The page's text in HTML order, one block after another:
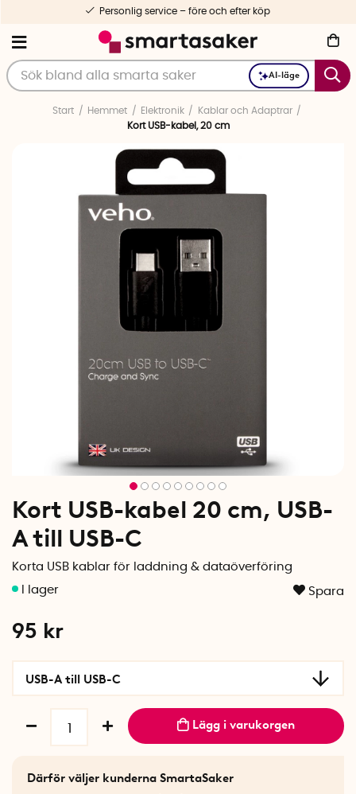
AI-läge
Personlig service – före och efter köp
Start Hemmet Elektronik
Kablar och Adaptrar
Kort USB-kabel, 20 cm
Kort USB-kabel 20 cm, USB-
A till USB-C
Korta USB kablar för laddning & dataöverföring
Spara
95 kr
USB-A till USB-C
Lägg i varukorgen
Därför väljer kunderna SmartaSaker